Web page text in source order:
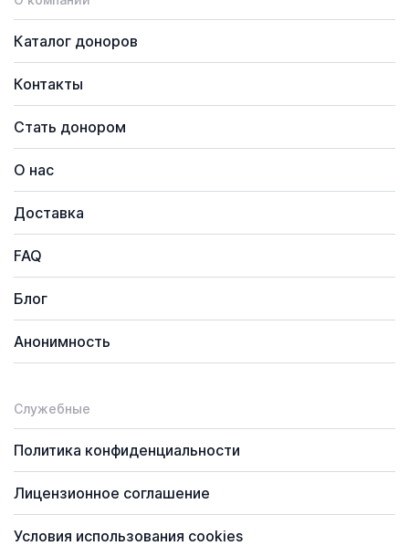
Каталог доноров
Контакты
Стать донором
О нас
Доставка
FAQ
Блог
Анонимность
Служебные
Политика конфиденциальности
Лицензионное соглашение
Условия использования cookies